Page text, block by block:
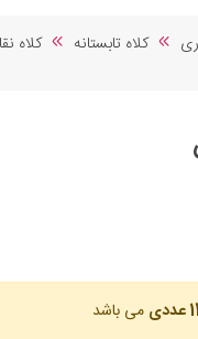
کلاه تابستانه کلاه
می باشد